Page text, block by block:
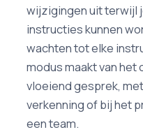
wijzigingen uit terwijl
instructies kunnen
wachten tot elke
modus maakt van
vloeiend gesprek,
verkenning of bij het
een team.